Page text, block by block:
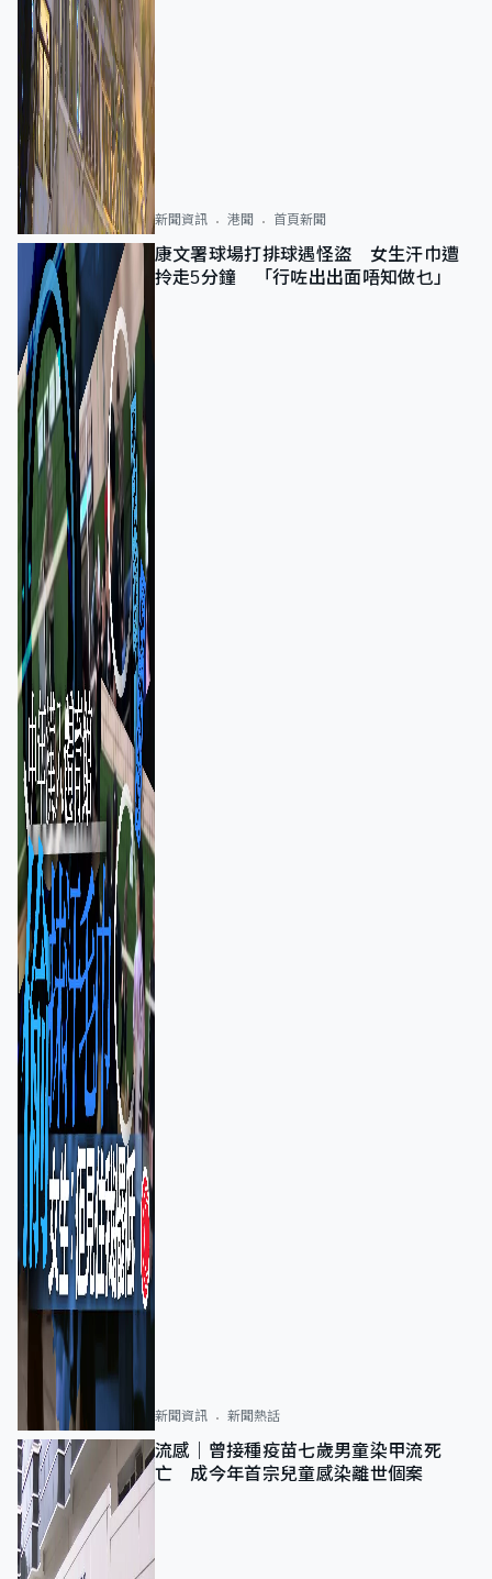
新聞資訊 港聞 首頁新聞
康文署球場打排球遇怪盜 女生汗巾遭
拎走5分鐘 「行咗出出面唔知做乜」
新聞資訊 新聞熱話
流感｜曾接種疫苗七歲男童染甲流死
亡 成今年首宗兒童感染離世個案